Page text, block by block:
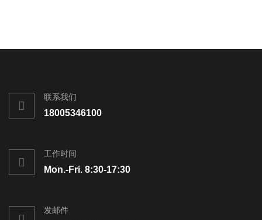
联系我们
18005346100
工作时间
Mon.-Fri. 8:30-17:30
发邮件